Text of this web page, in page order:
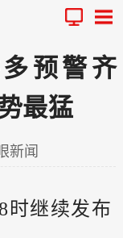
预警齐
最猛
新闻
时继续发布